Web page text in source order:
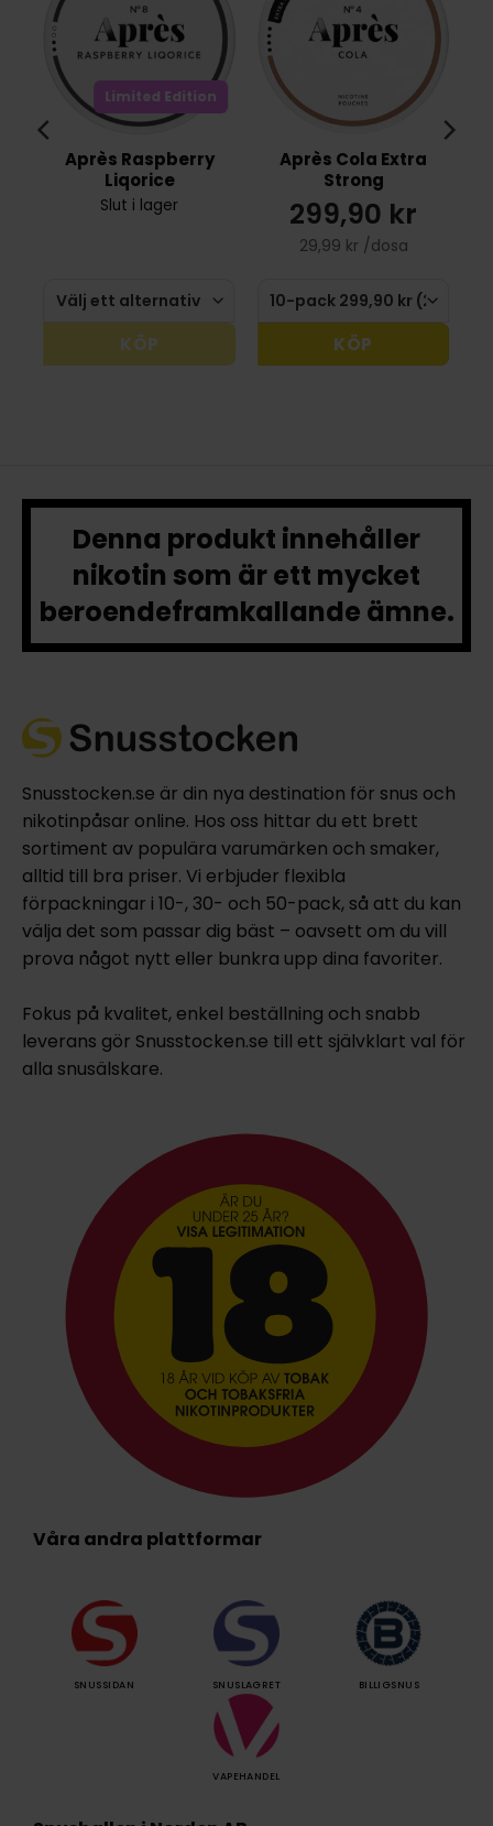
Limited Edition
Après Raspberry
Liqorice
Slut i lager
KÖP
Après Cola Extra
Strong
299,90 kr
29,99 kr /dosa
KÖP
Denna produkt innehåller
nikotin som är ett mycket
beroendeframkallande ämne.
Snusstocken.se är din nya destination för snus och
nikotinpåsar online. Hos oss hittar du ett brett
sortiment av populära varumärken och smaker,
alltid till bra priser. Vi erbjuder flexibla
förpackningar i 10-, 30- och 50-pack, så att du kan
välja det som passar dig bäst – oavsett om du vill
prova något nytt eller bunkra upp dina favoriter.
Fokus på kvalitet, enkel beställning och snabb
leverans gör Snusstocken.se till ett självklart val för
alla snusälskare.
Våra andra plattformar
SNUSSIDAN SNUSLAGRET BILLIGSNUS
VAPEHANDEL